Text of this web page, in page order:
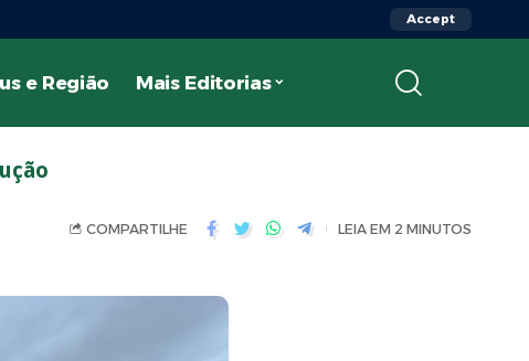
Accept
e Região Mais Editorias
COMPARTILHE LEIA EM 2 MINUTOS